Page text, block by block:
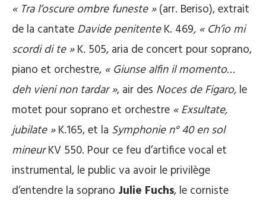
« Tra l’oscure ombre funeste »(arr. Beriso), extrait
de la cantate Davide penitenteK. 469, « Ch’io mi
scordi di te »K. 505, aria de concert pour soprano,
piano et orchestre, « Giunse alfin il momento…
deh vieni non tardar », air des Noces de Figaro, le
motet pour soprano et orchestre « Exsultate,
jubilate »K.165, et la Symphonie n° 40 en sol
mineurKV 550. Pour ce feu d’artifice vocal et
instrumental, le public va avoir le privilège
d’entendre la soprano Julie Fuchs, le corniste